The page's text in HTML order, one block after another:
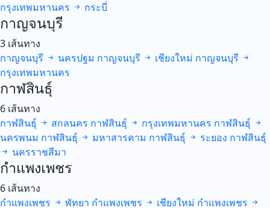
กรุงเทพมหานคร
กระบี่
กาญจนบุรี
3 เส้นทาง
กาญจนบุรี
นครปฐม กาญจนบุรี เชียงใหม่ กาญจนบุรี
กรุงเทพมหานคร
กาฬสินธุ์
6 เส้นทาง
กาฬสินธุ์
สกลนคร กาฬสินธุ์ กรุงเทพมหานคร กาฬสินธุ์
นครพนม กาฬสินธุ์ มหาสารคาม กาฬสินธุ์ ระยอง กาฬสินธุ์
นครราชสีมา
กำแพงเพชร
6 เส้นทาง
กำแพงเพชร
พัทยา กำแพงเพชร เชียงใหม่ กำแพงเพชร